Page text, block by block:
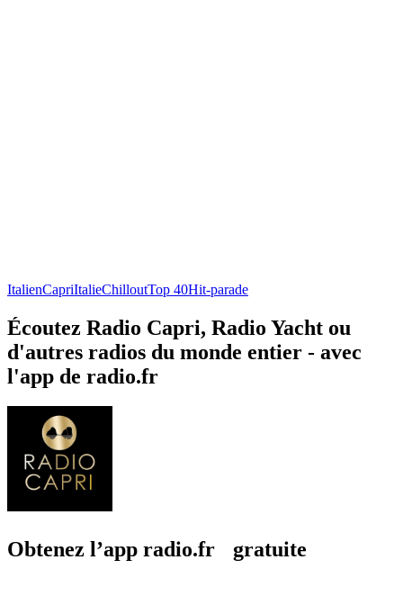
ItalienCapriItalieChilloutTop 40Hit-parade
Écoutez Radio Capri, Radio Yacht ou
d'autres radios du monde entier - avec
l'app de radio.fr
Obtenez l’app radio.fr gratuite